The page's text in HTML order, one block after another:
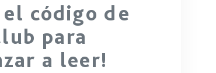
el código de
para
a leer!